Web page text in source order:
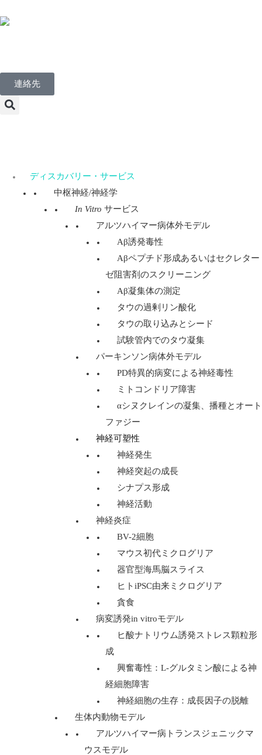
連絡先
ディスカバリー・サービス
中枢神経/神経学
In Vitro サービス
アルツハイマー病体外モデル
Aβ誘発毒性
Aβペプチド形成あるいはセクレター
ゼ阻害剤のスクリーニング
Aβ凝集体の測定
タウの過剰リン酸化
タウの取り込みとシード
試験管内でのタウ凝集
パーキンソン病体外モデル
PD特異的病変による神経毒性
ミトコンドリア障害
αシヌクレインの凝集、播種とオート
ファジー
神経可塑性
神経発生
神経突起の成長
シナプス形成
神経活動
神経炎症
BV-2細胞
マウス初代ミクログリア
器官型海馬脳スライス
ヒトiPSC由来ミクログリア
貪食
病変誘発in vitroモデル
ヒ酸ナトリウム誘発ストレス顆粒形
成
興奮毒性：L-グルタミン酸による神
経細胞障害
神経細胞の生存：成長因子の脱離
生体内動物モデル
アルツハイマー病トランスジェニックマ
ウスモデル